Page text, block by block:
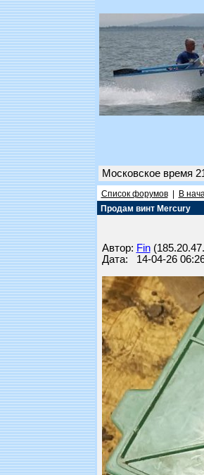
Московское время
Список форумов| В
Продам винт Mercury
Автор: Fin
Дата: 14-04-26